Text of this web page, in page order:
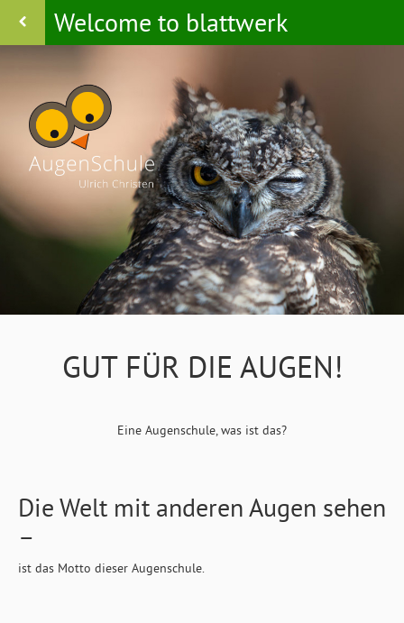
Welcome to blattwerk
GUT FÜR DIE AUGEN!
Eine Augenschule, was ist das?
Die Welt mit anderen Augen sehen
–
ist das Motto dieser Augenschule.